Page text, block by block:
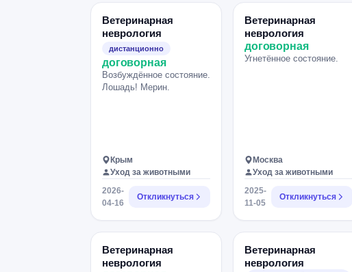
Ветеринарная
неврология
дистанционно
договорная
Возбуждённое состояние.
Лошадь! Мерин.
Крым
Уход за животными
2026-
04-16
Откликнуться
Ветеринарная
неврология
договорная
Угнетённое состояние.
Москва
Уход за животными
2025-
11-05
Откликнуться
Ветеринарная
неврология
Ветеринарная
неврология